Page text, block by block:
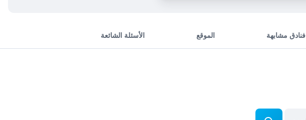
فنادق مشابهة الموقع الأسئلة الشائعة